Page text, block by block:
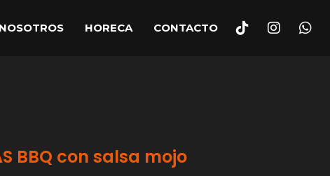
HORECA CONTACTO
BBQ con salsa mojo